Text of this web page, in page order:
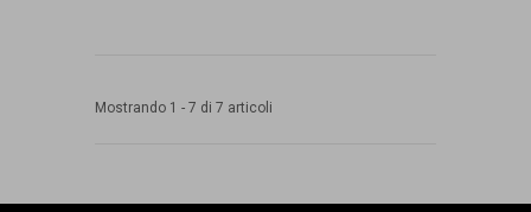
Mostrando 1 - 7 di 7 articoli